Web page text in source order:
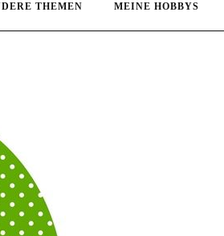
THEMEN MEINE HOBBYS